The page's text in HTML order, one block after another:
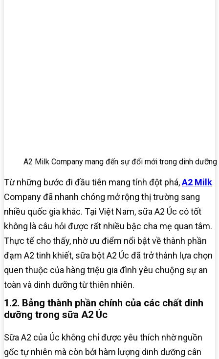
A2 Milk Company mang đến sự đổi mới trong dinh
Từ những bước đi đầu tiên mang tính đột phá,A2 Milk
Company đã nhanh chóng mở rộng thị trường sang
nhiều quốc gia khác. Tại Việt Nam, sữa A2 Úc có tốt
không là câu hỏi được rất nhiều bậc cha mẹ quan tâm.
Thực tế cho thấy, nhờ ưu điểm nổi bật về thành phần
đạm A2 tinh khiết, sữa bột A2 Úc đã trở thành lựa chọn
quen thuộc của hàng triệu gia đình yêu chuộng sự an
toàn và dinh dưỡng từ thiên nhiên.
1.2. Bảng thành phần chính của các chất dinh
dưỡng trong sữa A2 Úc
Sữa A2 của Úc không chỉ được yêu thích nhờ nguồn
gốc tự nhiên mà còn bởi hàm lượng dinh dưỡng cân